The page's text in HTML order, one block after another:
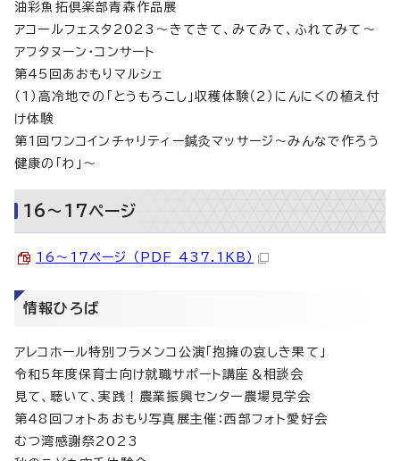
油彩魚拓倶楽部青森作品展
アコールフェスタ2023～きてきて、みてみて、ふれてみて～
アフタヌーン・コンサート
第45回あおもりマルシェ
（1）高冷地での「とうもろこし」収穫体験（2）にんにくの植え付
け体験
第1回ワンコインチャリティー鍼灸マッサージ～みんなで作ろう
健康の「わ」～
16～17ページ
16～17ページ （PDF 437.1KB）
情報ひろば
アレコホール特別フラメンコ公演「抱擁の哀しき果て」
令和5年度保育士向け就職サポート講座＆相談会
見て、聴いて、実践！農業振興センター農場見学会
第48回フォトあおもり写真展主催：西部フォト愛好会
むつ湾感謝祭2023